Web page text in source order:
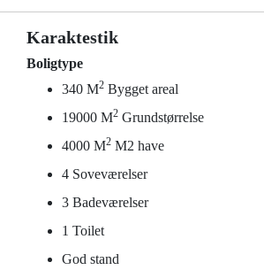
Karaktestik
Boligtype
340 M2 Bygget areal
19000 M2 Grundstørrelse
4000 M2 M2 have
4 Soveværelser
3 Badeværelser
1 Toilet
God stand